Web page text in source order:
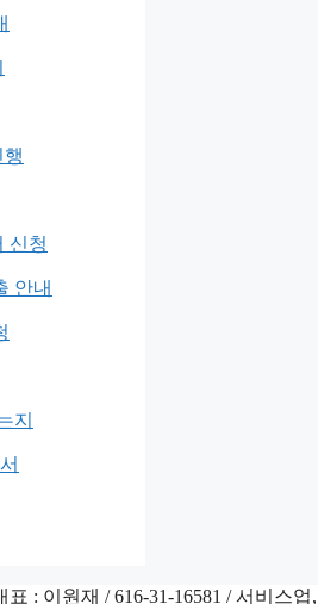
신청
안내
지
: 이원재 / 616-31-16581 / 서비스업